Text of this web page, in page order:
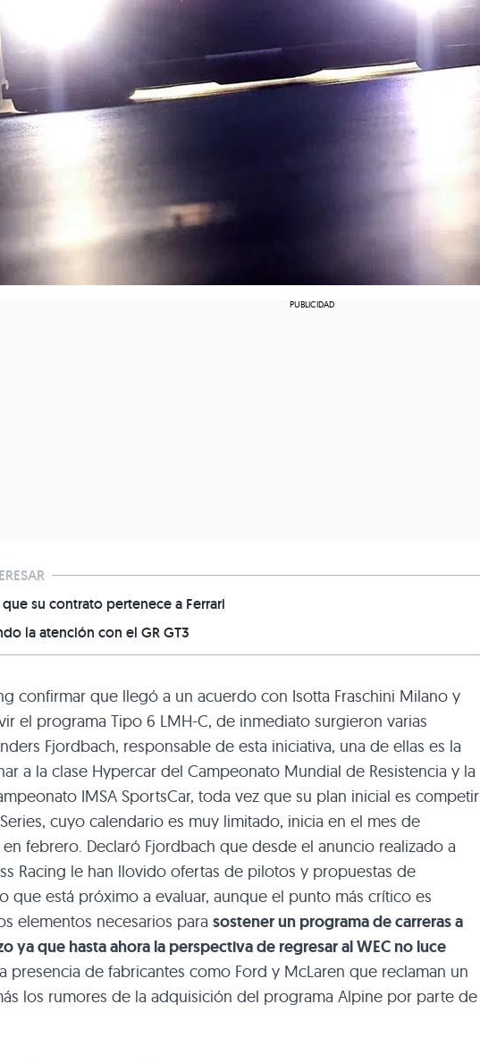
su contrato pertenece a Ferrari
la atención con el GR GT3
confirmar que llegó a un acuerdo con Isotta Fraschini Milano y
el programa Tipo 6 LMH-C, de inmediato surgieron varias
Fjordbach, responsable de esta iniciativa, una de ellas es la
a la clase Hypercar del Campeonato Mundial de Resistencia y la
IMSA SportsCar, toda vez que su plan inicial es competir
cuyo calendario es muy limitado, inicia en el mes de
febrero. Declaró Fjordbach que desde el anuncio realizado a
Racing le han llovido ofertas de pilotos y propuestas de
que está próximo a evaluar, aunque el punto más crítico es
elementos necesarios para sostener un programa de carreras a
ya que hasta ahora la perspectiva de regresar al WEC no luce
presencia de fabricantes como Ford y McLaren que reclaman un
los rumores de la adquisición del programa Alpine por parte de